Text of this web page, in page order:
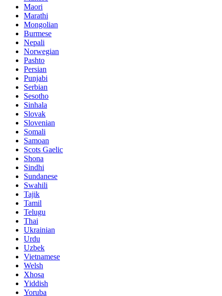
Maori
Marathi
Mongolian
Burmese
Nepali
Norwegian
Pashto
Persian
Punjabi
Serbian
Sesotho
Sinhala
Slovak
Slovenian
Somali
Samoan
Scots Gaelic
Shona
Sindhi
Sundanese
Swahili
Tajik
Tamil
Telugu
Thai
Ukrainian
Urdu
Uzbek
Vietnamese
Welsh
Xhosa
Yiddish
Yoruba